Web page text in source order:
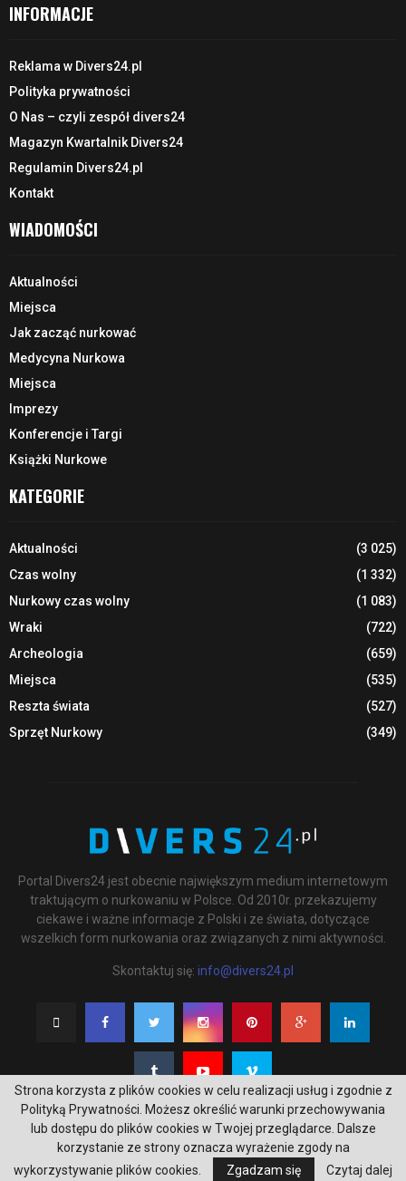
INFORMACJE
Reklama w Divers24.pl
Polityka prywatności
O Nas – czyli zespół divers24
Magazyn Kwartalnik Divers24
Regulamin Divers24.pl
Kontakt
WIADOMOŚCI
Aktualności
Miejsca
Jak zacząć nurkować
Medycyna Nurkowa
Miejsca
Imprezy
Konferencje i Targi
Książki Nurkowe
KATEGORIE
Aktualności
(3 025)
Czas wolny
(1 332)
Nurkowy czas wolny
(1 083)
Wraki
(722)
Archeologia
(659)
Miejsca
(535)
Reszta świata
(527)
Sprzęt Nurkowy
(349)
Portal Divers24 jest obecnie największym medium internetowym
traktującym o nurkowaniu w Polsce. Od 2010r. przekazujemy
ciekawe i ważne informacje z Polski i ze świata, dotyczące
wszelkich form nurkowania oraz związanych z nimi aktywności.
Skontaktuj się: info@divers24.pl
@2020 - underwatermedia.pl. All Right Reserved. Designed and Developed by
Tworzenie stron internetowych Gdańsk
Strona korzysta z plików cookies w celu realizacji usług i zgodnie z
Polityką Prywatności. Możesz określić warunki przechowywania
lub dostępu do plików cookies w Twojej przeglądarce. Dalsze
korzystanie ze strony oznacza wyrażenie zgody na
wykorzystywanie plików cookies.
Zgadzam się Czytaj dalej